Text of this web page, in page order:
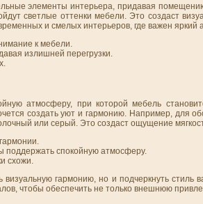
элементы интерьера, придавая
светлые оттенки мебели. Это создаст
и смелых интерьеров, где важен яркий
к мебели.
излишней перегрузки.
атмосферу, при которой мебель
создать уют и гармонию. Например, для
или серый. Это создаст ощущение
поддержать спокойную атмосферу.
схожи.
гармонию, но и подчеркнуть стиль
чтобы обеспечить не только внешнюю